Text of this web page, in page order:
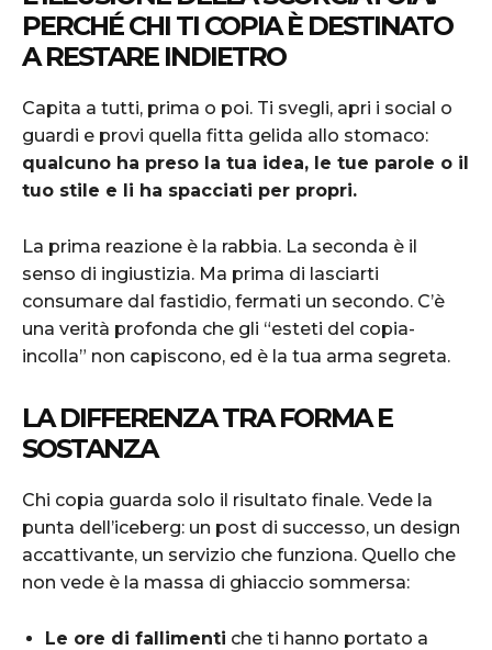
PERCHÉ CHI TI COPIA È DESTINATO
A RESTARE INDIETRO
Capita a tutti, prima o poi. Ti svegli, apri i social o
guardi e provi quella fitta gelida allo stomaco:
qualcuno ha preso la tua idea, le tue parole o il
tuo stile e li ha spacciati per propri.
La prima reazione è la rabbia. La seconda è il
senso di ingiustizia. Ma prima di lasciarti
consumare dal fastidio, fermati un secondo. C’è
una verità profonda che gli “esteti del copia-
incolla” non capiscono, ed è la tua arma segreta.
LA DIFFERENZA TRA FORMA E
SOSTANZA
Chi copia guarda solo il risultato finale. Vede la
punta dell’iceberg: un post di successo, un design
accattivante, un servizio che funziona. Quello che
non vede è la massa di ghiaccio sommersa:
Le ore di fallimenti che ti hanno portato a